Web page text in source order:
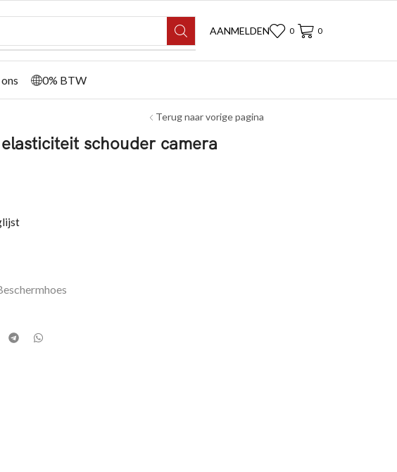
AANMELDEN 0 0
0% BTW
Terug naar vorige pagina
schouder camera